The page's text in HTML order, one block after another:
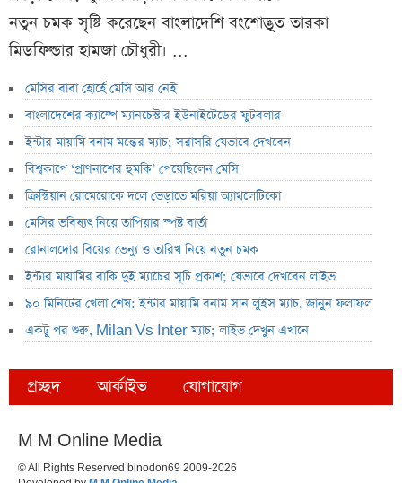
নতুন চমক সৃষ্টি করেছেন বাংলাদেশি বংশোদ্ভূত তারকা
মিডফিল্ডার হামজা চৌধুরী। ...
মেসির বাবা হোর্হে মেসি আর নেই
বাংলাদেশের ক্যাম্পে ম্যানচেস্টার ইউনাইটেডের ফুটবলার
ইন্টার মায়ামি বনাম মন্তের ম্যাচ; সরাসরি যেভাবে দেখবেন
বিশ্বকাপে ‘প্রাণনাশের হুমকি’ পেয়েছিলেন মেসি
ক্রিস্টিয়ান রোমেরোকে দলে ভেড়াতে মরিয়া অ্যাথলেটিকো
মেসির ভবিষ্যৎ নিয়ে তাপিয়ার স্পষ্ট বার্তা
রোনালদোর বিয়ের ভেন্যু ও তারিখ নিয়ে নতুন চমক
ইন্টার মায়ামির বাকি দুই ম্যাচের সূচি প্রকাশ; যেভাবে দেখবেন লাইভ
৯০ মিনিটের খেলা শেষ: ইন্টার মায়ামি বনাম সান লুইস ম্যাচ, জানুন ফলাফল
একটু পর শুরু, Milan Vs Inter ম্যাচ; লাইভ দেখুন এখানে
প্রচ্ছদ আর্কাইভ যোগাযোগ
M M Online Media
© All Rights Reserved binodon69 2009-2026